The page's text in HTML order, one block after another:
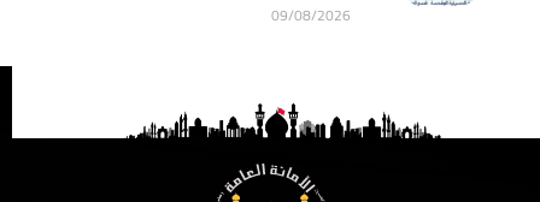
09/08/2026